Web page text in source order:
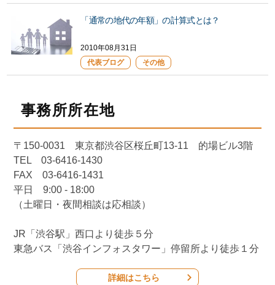
「通常の地代の年額」の計算式とは？
2010年08月31日
代表ブログ
その他
事務所所在地
〒150-0031 東京都渋谷区桜丘町13-11 的場ビル3階
TEL 03-6416-1430
FAX 03-6416-1431
平日 9:00 - 18:00
（土曜日・夜間相談は応相談）
JR「渋谷駅」西口より徒歩５分
東急バス「渋谷インフォスタワー」停留所より徒歩１分
詳細はこちら